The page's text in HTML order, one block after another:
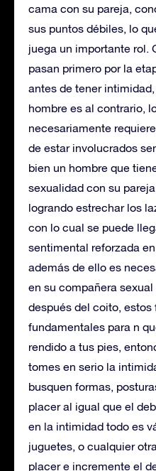
cama con su pareja,
sus puntos débiles, lo
juega un importante rol.
pasan primero por la
antes de tener
hombre es al contrario,
necesariamente
de estar involucrados
bien un hombre que
sexualidad con su
logrando estrechar los
con lo cual se puede
sentimental reforzada
además de ello es
en su compañera
después del coito, estos
fundamentales para n
rendido a tus pies,
tomes en serio la
busquen formas,
placer al igual que el
en la intimidad todo es
juguetes, o cualquier
placer e incremente el